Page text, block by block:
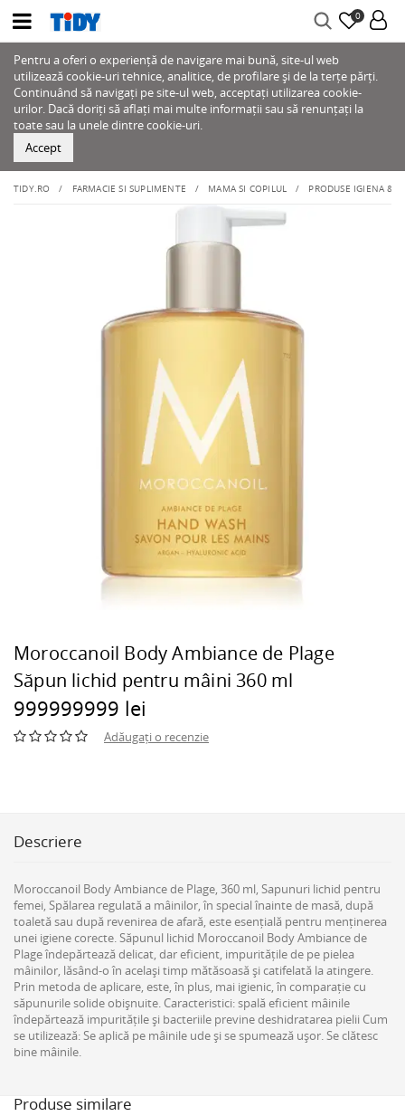
0
Pentru a oferi o experiență de navigare mai bună, site-ul web
utilizează cookie-uri tehnice, analitice, de profilare și de la terțe părți.
Continuând să navigați pe site-ul web, acceptați utilizarea cookie-
urilor. Dacă doriți să aflați mai multe informații sau să renunțați la
toate sau la unele dintre cookie-uri.
Accept
TIDY.RO FARMACIE SI SUPLIMENTE MAMA SI COPILUL PRODUSE IGIENA &
Moroccanoil Body Ambiance de Plage
Săpun lichid pentru mâini 360 ml
999999999 lei
Adăugați o recenzie
Descriere
Moroccanoil Body Ambiance de Plage, 360 ml, Sapunuri lichid pentru
femei, Spălarea regulată a mâinilor, în special înainte de masă, după
toaletă sau după revenirea de afară, este esențială pentru menținerea
unei igiene corecte. Săpunul lichid Moroccanoil Body Ambiance de
Plage îndepărtează delicat, dar eficient, impuritățile de pe pielea
mâinilor, lăsând-o în același timp mătăsoasă și catifelată la atingere.
Prin metoda de aplicare, este, în plus, mai igienic, în comparație cu
săpunurile solide obișnuite. Caracteristici: spală eficient mâinile
îndepărtează impuritățile și bacteriile previne deshidratarea pielii Cum
se utilizează: Se aplică pe mâinile ude și se spumează ușor. Se clătesc
bine mâinile.
Produse similare